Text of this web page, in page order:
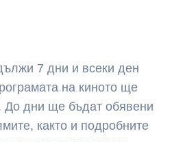
7 дни и всеки ден
на киното ще
До дни ще бъдат обявени
както и подробните